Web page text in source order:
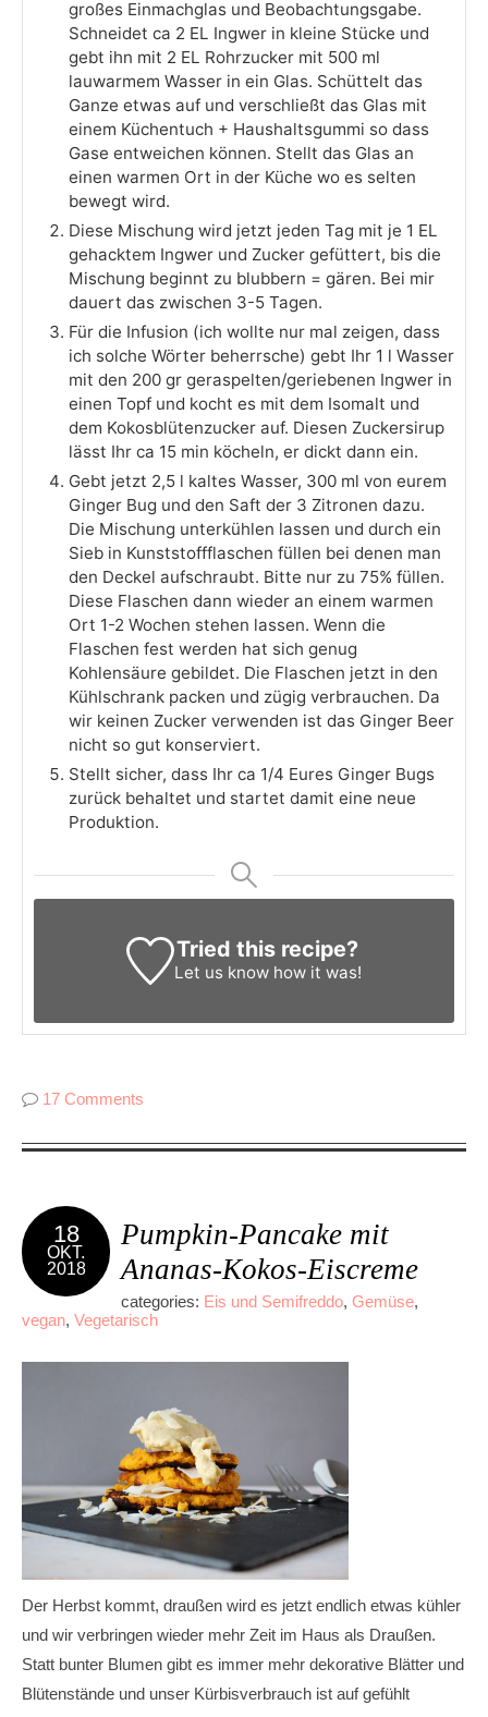
großes Einmachglas und Beobachtungsgabe.
Schneidet ca 2 EL Ingwer in kleine Stücke und
gebt ihn mit 2 EL Rohrzucker mit 500 ml
lauwarmem Wasser in ein Glas. Schüttelt das
Ganze etwas auf und verschließt das Glas mit
einem Küchentuch + Haushaltsgummi so dass
Gase entweichen können. Stellt das Glas an
einen warmen Ort in der Küche wo es selten
bewegt wird.
Diese Mischung wird jetzt jeden Tag mit je 1 EL
gehacktem Ingwer und Zucker gefüttert, bis die
Mischung beginnt zu blubbern = gären. Bei mir
dauert das zwischen 3-5 Tagen.
Für die Infusion (ich wollte nur mal zeigen, dass
ich solche Wörter beherrsche) gebt Ihr 1 l Wasser
mit den 200 gr geraspelten/geriebenen Ingwer in
einen Topf und kocht es mit dem Isomalt und
dem Kokosblütenzucker auf. Diesen Zuckersirup
lässt Ihr ca 15 min köcheln, er dickt dann ein.
Gebt jetzt 2,5 l kaltes Wasser, 300 ml von eurem
Ginger Bug und den Saft der 3 Zitronen dazu.
Die Mischung unterkühlen lassen und durch ein
Sieb in Kunststoffflaschen füllen bei denen man
den Deckel aufschraubt. Bitte nur zu 75% füllen.
Diese Flaschen dann wieder an einem warmen
Ort 1-2 Wochen stehen lassen. Wenn die
Flaschen fest werden hat sich genug
Kohlensäure gebildet. Die Flaschen jetzt in den
Kühlschrank packen und zügig verbrauchen. Da
wir keinen Zucker verwenden ist das Ginger Beer
nicht so gut konserviert.
Stellt sicher, dass Ihr ca 1/4 Eures Ginger Bugs
zurück behaltet und startet damit eine neue
Produktion.
Tried this recipe?
Let us knowhow it was!
17 Comments
18
OKT.
2018
Pumpkin-Pancake mit
Ananas-Kokos-Eiscreme
categories: Eis und Semifreddo, Gemüse,
vegan, Vegetarisch
Der Herbst kommt, draußen wird es jetzt endlich etwas kühler
und wir verbringen wieder mehr Zeit im Haus als Draußen.
Statt bunter Blumen gibt es immer mehr dekorative Blätter und
Blütenstände und unser Kürbisverbrauch ist auf gefühlt